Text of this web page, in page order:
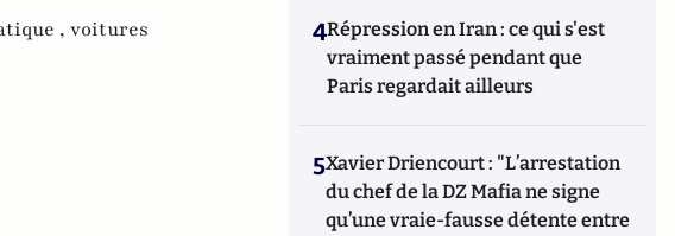
, voitures
4Répression en Iran : ce qui s'est
vraiment passé pendant que
Paris regardait ailleurs
5Xavier Driencourt : "L’arrestation
du chef de la DZ Mafia ne signe
qu’une vraie-fausse détente entre